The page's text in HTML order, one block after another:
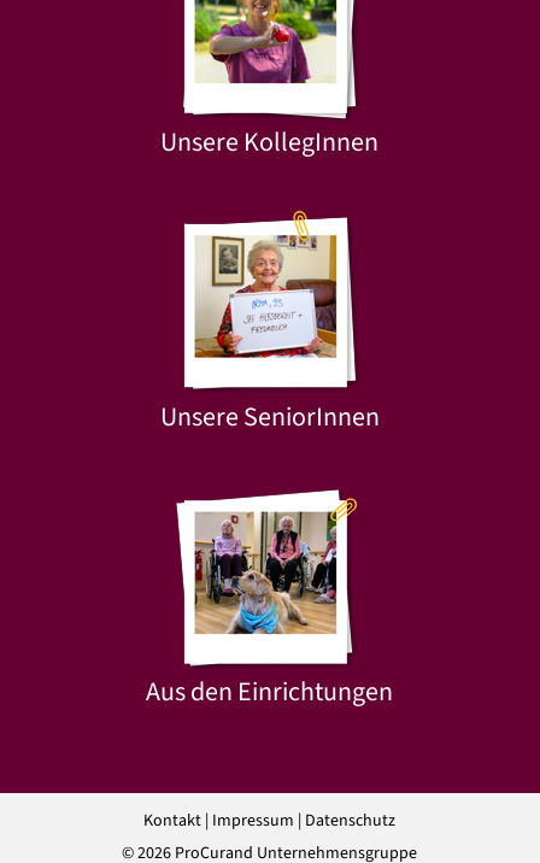
Unsere KollegInnen
Unsere SeniorInnen
Aus den Einrichtungen
Kontakt | Impressum | Datenschutz
© 2026 ProCurand Unternehmensgruppe